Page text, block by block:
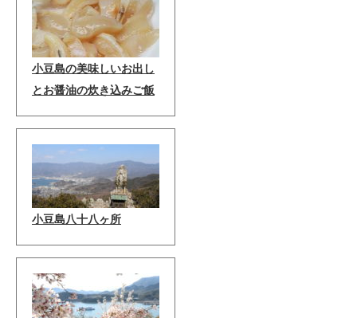
小豆島の美味しいお出し
とお醤油の炊き込みご飯
小豆島八十八ヶ所